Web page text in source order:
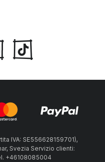
IVA: SE556628159701),
Svezia Servizio clienti:
+46108085004